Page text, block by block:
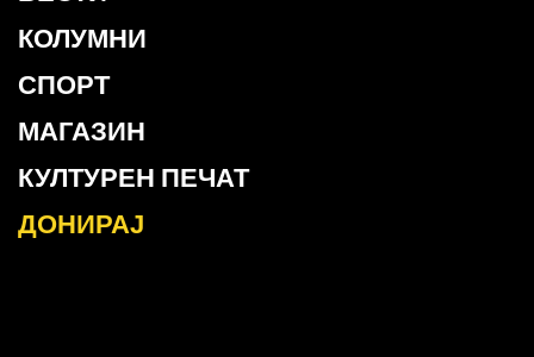
КОЛУМНИ
СПОРТ
МАГАЗИН
КУЛТУРЕН ПЕЧАТ
ДОНИРАЈ